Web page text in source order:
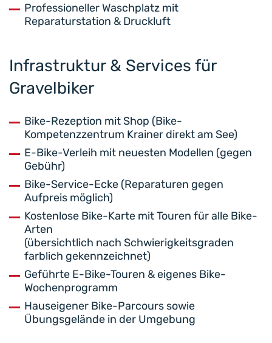
Professioneller Waschplatz mit
Reparaturstation & Druckluft
Infrastruktur & Services für
Gravelbiker
Bike-Rezeption mit Shop (Bike-
Kompetenzzentrum Krainer direkt am See)
E-Bike-Verleih mit neuesten Modellen (gegen
Gebühr)
Bike-Service-Ecke (Reparaturen gegen
Aufpreis möglich)
Kostenlose Bike-Karte mit Touren für alle Bike-
Arten
(übersichtlich nach Schwierigkeitsgraden
farblich gekennzeichnet)
Geführte E-Bike-Touren & eigenes Bike-
Wochenprogramm
Hauseigener Bike-Parcours sowie
Übungsgelände in der Umgebung